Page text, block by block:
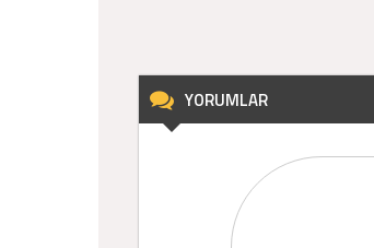
YORUMLAR